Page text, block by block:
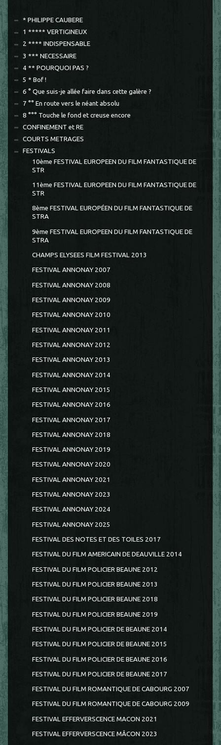
* PHILIPPE CAUBERE
1 ***** VERTIGINEUX
2 **** INDISPENSABLE
3 *** NECESSAIRE
4 ** POURQUOI PAS ?
5 * Bof !
6 ° Que suis-je allée faire dans cette galère ?
7 °° En route vers le néant absolu
8 °°° Touche le fond et creuse encore
CONFINEMENT et RE
COURTS METRAGES
FESTIVALS
10ème FESTIVAL EUROPEEN DU FILM FANTASTIQUE DE
STR
11ème FESTIVAL EUROPEEN DU FILM FANTASTIQUE DE
STR
8ème FESTIVAL EUROPÉEN DU FILM FANTASTIQUE DE
STRA
9ème FESTIVAL EUROPEEN DU FILM FANTASTIQUE DE
STRA
CHAMPS ELYSEES FILM FESTIVAL 2013
FESTIVAL ANNONAY 2007
FESTIVAL ANNONAY 2008
FESTIVAL ANNONAY 2009
FESTIVAL ANNONAY 2010
FESTIVAL ANNONAY 2011
FESTIVAL ANNONAY 2012
FESTIVAL ANNONAY 2013
FESTIVAL ANNONAY 2014
FESTIVAL ANNONAY 2015
FESTIVAL ANNONAY 2016
FESTIVAL ANNONAY 2017
FESTIVAL ANNONAY 2018
FESTIVAL ANNONAY 2019
FESTIVAL ANNONAY 2020
FESTIVAL ANNONAY 2021
FESTIVAL ANNONAY 2023
FESTIVAL ANNONAY 2024
FESTIVAL ANNONAY 2025
FESTIVAL DES NOTES ET DES TOILES 2017
FESTIVAL DU FILM AMERICAIN DE DEAUVILLE 2014
FESTIVAL DU FILM POLICIER BEAUNE 2012
FESTIVAL DU FILM POLICIER BEAUNE 2013
FESTIVAL DU FILM POLICIER BEAUNE 2018
FESTIVAL DU FILM POLICIER BEAUNE 2019
FESTIVAL DU FILM POLICIER DE BEAUNE 2014
FESTIVAL DU FILM POLICIER DE BEAUNE 2015
FESTIVAL DU FILM POLICIER DE BEAUNE 2016
FESTIVAL DU FILM POLICIER DE BEAUNE 2017
FESTIVAL DU FILM ROMANTIQUE DE CABOURG 2007
FESTIVAL DU FILM ROMANTIQUE DE CABOURG 2009
FESTIVAL EFFERVERSCENCE MACON 2021
FESTIVAL EFFERVERSCENCE MÂCON 2023